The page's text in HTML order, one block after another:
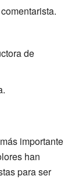
de
importante
han
para ser